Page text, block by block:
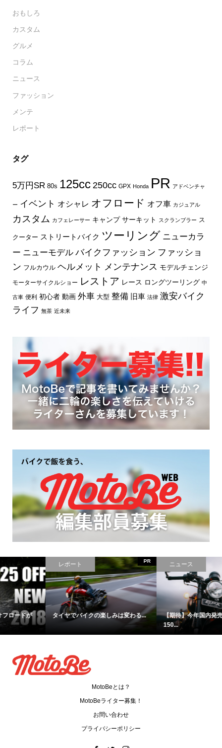
おもしろ
カスタム
グルメ
コラム
ニュース
ファッション
メンテ
レポート
タグ
5万円SR 80s 125cc 250cc GPX Honda PR アドベンチャ
ー イベント オシャレ オフロード オフ車 カジュアル
カスタム カフェレーサー キャンプ サーキット スクランブラー ス
クーター ストリートバイク ツーリング ニューカラ
ー ニューモデル バイクファッション ファッショ
ン フルカウル ヘルメット メンテナンス モデルチェンジ
モーターサイクルショー レストア レース ロングツーリング 中
古車 便利 初心者 動画 外車 大型 整備 旧車 法律 激安バイク
ライフ 無茶 近未来
ニュース
【期待】今年国内発売のタイ製
150...
ニュース
AMG ✕ MV AGUSTAがコラボした
F3が...
MotoBeとは？
MotoBeライター募集！
お問い合わせ
プライバシーポリシー